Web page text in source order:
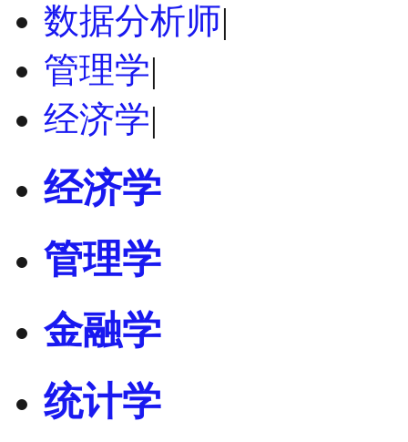
数据分析师|
管理学|
经济学|
经济学
管理学
金融学
统计学